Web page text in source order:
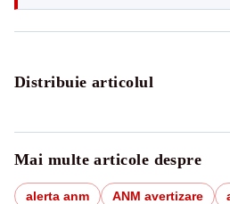
Distribuie articolul
Mai multe articole despre
alerta anm ANM avertizare